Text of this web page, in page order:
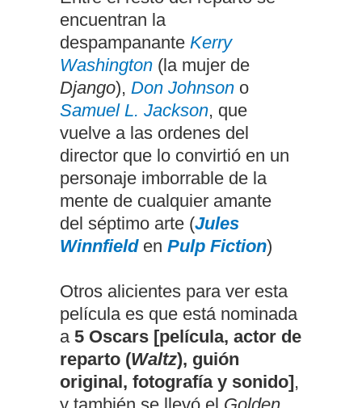
encuentran la
despampanante Kerry
Washington (la mujer de
Django), Don Johnson o
Samuel L. Jackson, que
vuelve a las ordenes del
director que lo convirtió en un
personaje imborrable de la
mente de cualquier amante
del séptimo arte (Jules
Winnfield en Pulp Fiction)
Otros alicientes para ver esta
película es que está nominada
a 5 Oscars [película, actor de
reparto (Waltz), guión
original, fotografía y sonido],